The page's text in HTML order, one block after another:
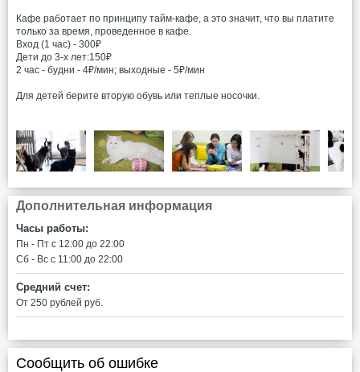
Кафе работает по принципу тайм-кафе, а это значит, что вы платите
только за время, проведенное в кафе.
Вход (1 час) - 300₽
Дети до 3-х лет:150₽
2 час - будни - 4₽/мин; выходные - 5₽/мин
Для детей берите вторую обувь или теплые носочки.
Дополнительная информация
Часы работы:
Пн - Пт c 12:00 до 22:00
Сб - Вс c 11:00 до 22:00
Средний счет:
От 250 рублей руб.
Сообщить об ошибке